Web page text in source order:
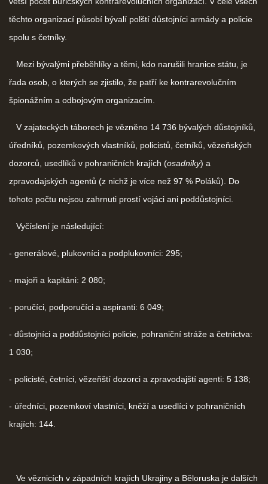
těchto organizací působí bývalí polští důstojníci armády a policie
spolu s četníky.
Mezi bývalými přeběhlíky a těmi, kdo narušili hranice státu, je
řada osob, o kterých se zjistilo, že patří ke kontrarevolučním
špionážním a odbojovým organizacím.
V zajateckých táborech je vězněno 14 736 bývalých důstojníků,
úředníků, pozemkových vlastníků, policistů, četníků, vězeňských
dozorců, usedlíků v pohraničních krajích (osadniky) a
zpravodajských agentů (z nichž je více než 97 % Poláků). Do
tohoto počtu nejsou zahrnuti prostí vojáci ani poddůstojníci.
Vyčíslení je následující:
- generálové, plukovníci a podplukovníci: 295;
- majoři a kapitáni: 2 080;
- poručíci, podporučíci a aspiranti: 6 049;
- důstojníci a poddůstojníci policie, pohraniční stráže a četnictva:
1 030;
- policisté, četníci, vězeňští dozorci a zpravodajští agenti: 5 138;
- úředníci, pozemkoví vlastníci, kněží a usedlíci v pohraničních
krajích: 144.
Ve věznicích v západních krajích Ukrajiny a Běloruska je dalších